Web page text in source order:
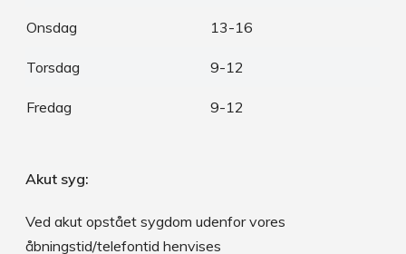
Onsdag 13-16
Torsdag 9-12
Fredag 9-12
Akut syg:
Ved akut opstået sygdom udenfor vores
åbningstid/telefontid henvises